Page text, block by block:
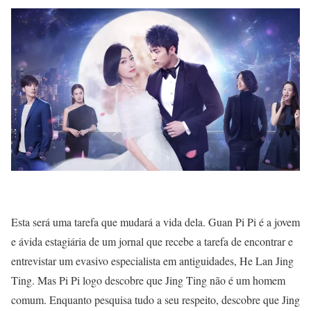
Esta será uma tarefa que mudará a vida dela. Guan Pi Pi é a jovem
e ávida estagiária de um jornal que recebe a tarefa de encontrar e
entrevistar um evasivo especialista em antiguidades, He Lan Jing
Ting. Mas Pi Pi logo descobre que Jing Ting não é um homem
comum. Enquanto pesquisa tudo a seu respeito, descobre que Jing